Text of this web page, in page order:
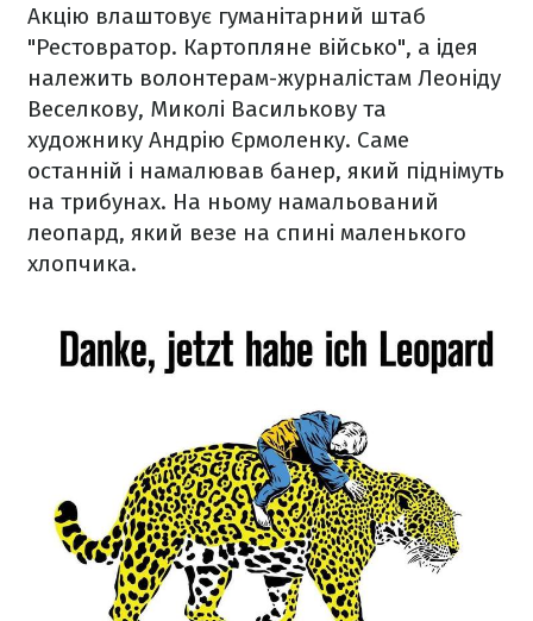
Акцію влаштовує гуманітарний штаб
"Рестовратор. Картопляне військо", а ідея
належить волонтерам-журналістам Леоніду
Веселкову, Миколі Василькову та
художнику Андрію Єрмоленку. Саме
останній і намалював банер, який піднімуть
на трибунах. На ньому намальований
леопард, який везе на спині маленького
хлопчика.